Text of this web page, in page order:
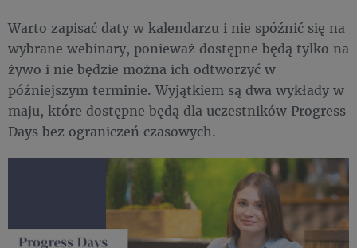
Warto zapisać daty w kalendarzu i nie spóźnić się na
wybrane webinary, ponieważ dostępne będą tylko na
żywo i nie będzie można ich odtworzyć w
późniejszym terminie. Wyjątkiem są dwa wykłady w
maju, które dostępne będą dla uczestników Progress
Days bez ograniczeń czasowych.